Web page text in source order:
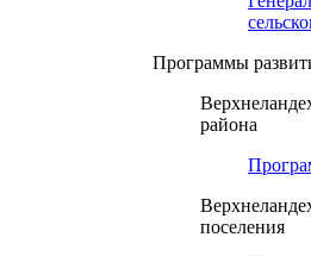
Программы
района
поселения